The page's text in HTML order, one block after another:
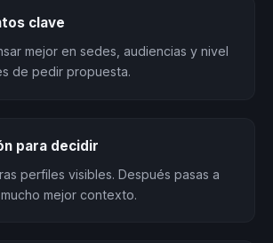
clave
mejor en sedes, audiencias y nivel
de pedir propuesta.
para decidir
perfiles visibles. Después pasas a
mejor contexto.